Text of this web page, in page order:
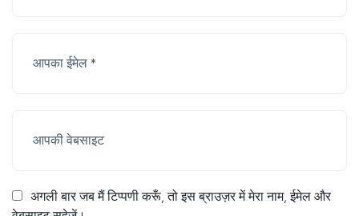
अगली बार जब मैं टिप्पणी करूँ, तो इस ब्राउज़र में मेरा नाम, ईमेल और